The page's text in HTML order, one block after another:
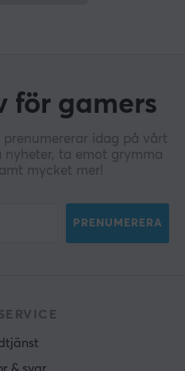
för gamers
idag på vårt
nyheter, ta emot grymma
mycket mer!
PRENUMERERA